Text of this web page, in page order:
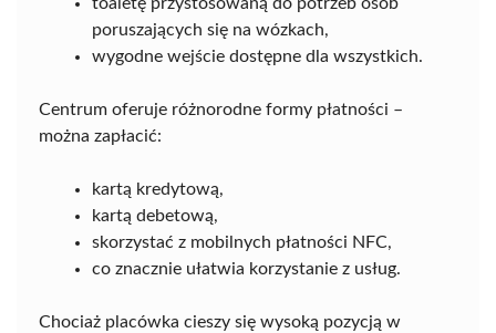
toaletę przystosowaną do potrzeb osób
poruszających się na wózkach,
wygodne wejście dostępne dla wszystkich.
Centrum oferuje różnorodne formy płatności –
można zapłacić:
kartą kredytową,
kartą debetową,
skorzystać z mobilnych płatności NFC,
co znacznie ułatwia korzystanie z usług.
Chociaż placówka cieszy się wysoką pozycją w